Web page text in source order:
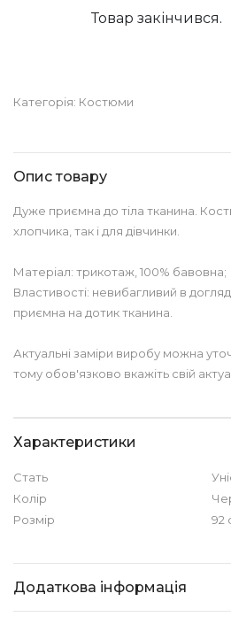
Товар закінчився.
Категорія: Костюми
Опис товару
Дуже приємна до тіла тканина.
хлопчика, так і для дівчинки.
Матеріал: трикотаж, 100% бавовна;
Властивості: невибагливий в
приємна на дотик тканина.
Актуальні заміри виробу можна
тому обов'язково вкажіть свій
Характеристики
Стать
Колір
Розмір
92
Додаткова інформація